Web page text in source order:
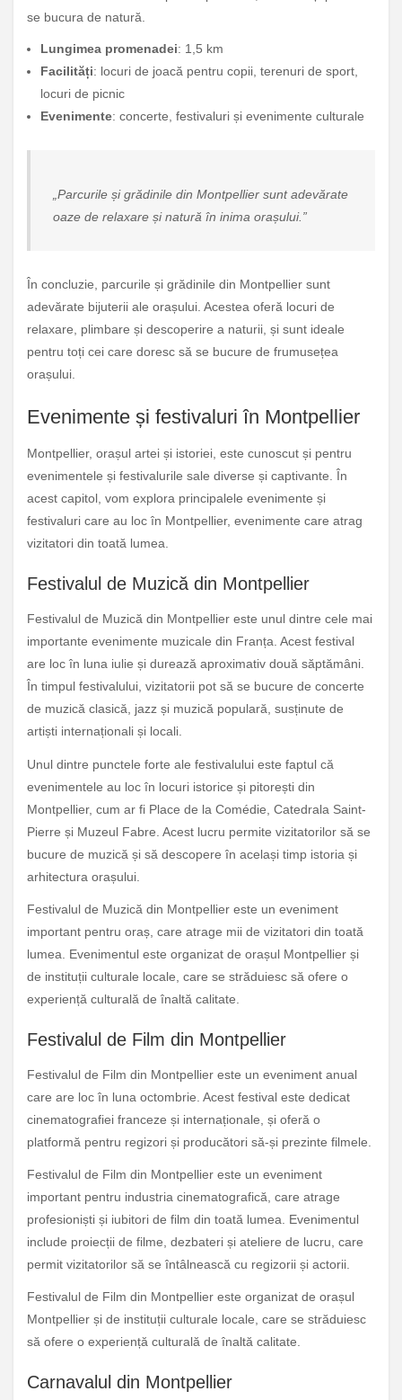
se bucura de natură.
Lungimea promenadei: 1,5 km
Facilități: locuri de joacă pentru copii, terenuri de sport,
locuri de picnic
Evenimente: concerte, festivaluri și evenimente culturale
„Parcurile și grădinile din Montpellier sunt adevărate
oaze de relaxare și natură în inima orașului.”
În concluzie, parcurile și grădinile din Montpellier sunt
adevărate bijuterii ale orașului. Acestea oferă locuri de
relaxare, plimbare și descoperire a naturii, și sunt ideale
pentru toți cei care doresc să se bucure de frumusețea
orașului.
Evenimente și festivaluri în Montpellier
Montpellier, orașul artei și istoriei, este cunoscut și pentru
evenimentele și festivalurile sale diverse și captivante. În
acest capitol, vom explora principalele evenimente și
festivaluri care au loc în Montpellier, evenimente care atrag
vizitatori din toată lumea.
Festivalul de Muzică din Montpellier
Festivalul de Muzică din Montpellier este unul dintre cele mai
importante evenimente muzicale din Franța. Acest festival
are loc în luna iulie și durează aproximativ două săptămâni.
În timpul festivalului, vizitatorii pot să se bucure de concerte
de muzică clasică, jazz și muzică populară, susținute de
artiști internaționali și locali.
Unul dintre punctele forte ale festivalului este faptul că
evenimentele au loc în locuri istorice și pitorești din
Montpellier, cum ar fi Place de la Comédie, Catedrala Saint-
Pierre și Muzeul Fabre. Acest lucru permite vizitatorilor să se
bucure de muzică și să descopere în același timp istoria și
arhitectura orașului.
Festivalul de Muzică din Montpellier este un eveniment
important pentru oraș, care atrage mii de vizitatori din toată
lumea. Evenimentul este organizat de orașul Montpellier și
de instituții culturale locale, care se străduiesc să ofere o
experiență culturală de înaltă calitate.
Festivalul de Film din Montpellier
Festivalul de Film din Montpellier este un eveniment anual
care are loc în luna octombrie. Acest festival este dedicat
cinematografiei franceze și internaționale, și oferă o
platformă pentru regizori și producători să-și prezinte filmele.
Festivalul de Film din Montpellier este un eveniment
important pentru industria cinematografică, care atrage
profesioniști și iubitori de film din toată lumea. Evenimentul
include proiecții de filme, dezbateri și ateliere de lucru, care
permit vizitatorilor să se întâlnească cu regizorii și actorii.
Festivalul de Film din Montpellier este organizat de orașul
Montpellier și de instituții culturale locale, care se străduiesc
să ofere o experiență culturală de înaltă calitate.
Carnavalul din Montpellier